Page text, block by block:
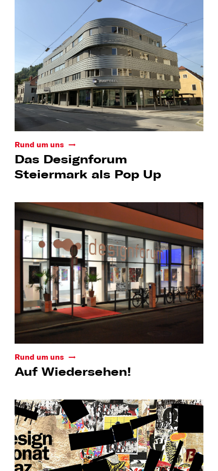
Rund um uns
Das Designforum
Steiermark als Pop Up
Rund um uns
Auf Wiedersehen!